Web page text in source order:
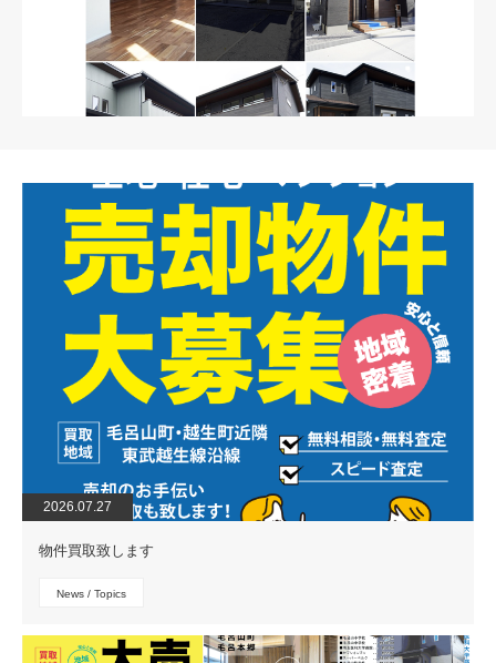
instagram
2026.07.27
物件買取致します
News / Topics